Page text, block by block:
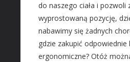
SZKOŁA
Placówki Edukacyjne
Kursy Językowe
Konferencje, Sale
do naszego ciała i pozwoli
wyprostowaną pozycję,
nabawimy się żadnych
gdzie zakupić odpowiednie
ergonomiczne? Otóż